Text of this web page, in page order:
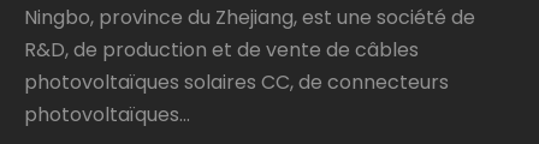
Ningbo, province du Zhejiang, est une société de
R&D, de production et de vente de câbles
photovoltaïques solaires CC, de connecteurs
photovoltaïques...